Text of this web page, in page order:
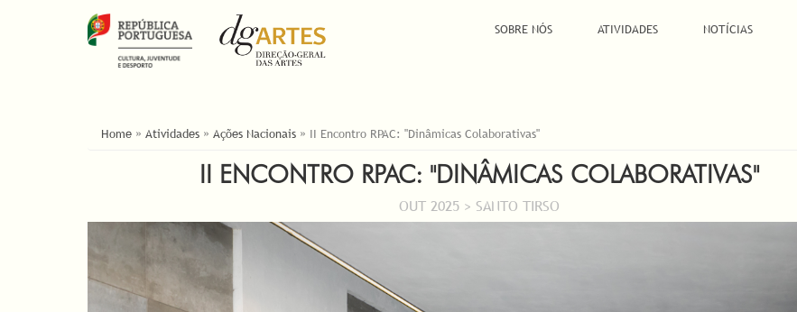
SOBRE NÓS ATIVIDADES NOTÍCIAS
ESTÁ AQUI
Home » Atividades » Ações Nacionais » II Encontro RPAC: "Dinâmicas Colaborativas"
II ENCONTRO RPAC: "DINÂMICAS COLABORATIVAS"
OUT 2025 > SANTO TIRSO